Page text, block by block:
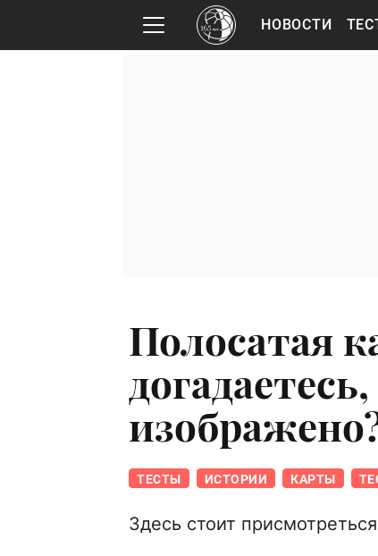
НОВОСТИ
Полосатая
ТЕСТЫ ИСТОРИИ КАРТЫ
Здесь стоит